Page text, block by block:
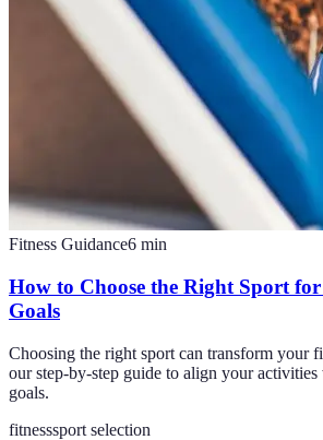
Fitness Guidance6 min
How to Choose the Right Sport
Goals
Choosing the right sport can transform your
our step-by-step guide to align your
goals.
fitnesssport selection